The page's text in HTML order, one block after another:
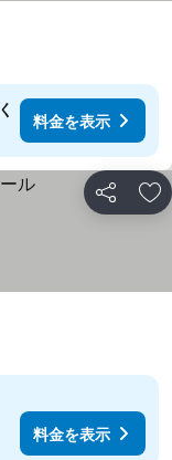
料金を表示
シェア お
表示
料金を表示